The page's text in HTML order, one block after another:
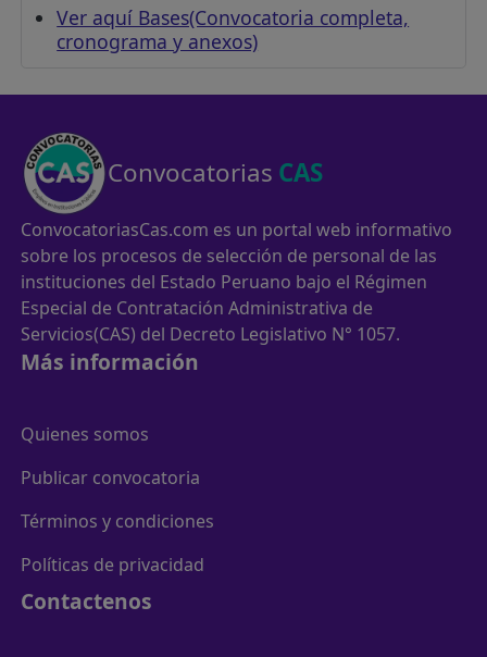
Ver aquí Bases(Convocatoria completa,
cronograma y anexos)
Convocatorias CAS
ConvocatoriasCas.com es un portal web informativo
sobre los procesos de selección de personal de las
instituciones del Estado Peruano bajo el Régimen
Especial de Contratación Administrativa de
Servicios(CAS) del Decreto Legislativo N° 1057.
Más información
Quienes somos
Publicar convocatoria
Términos y condiciones
Políticas de privacidad
Contactenos